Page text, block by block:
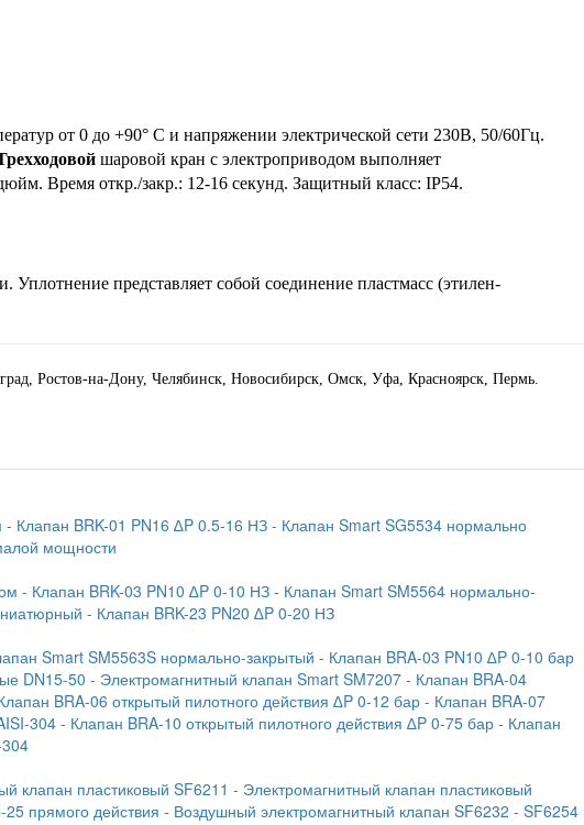
от 0 до +90° C и напряжении электрической сети 230В, 50/60Гц.
шаровой кран с электроприводом выполняет
Время откр./закр.: 12-16 секунд. Защитный класс: IP54.
представляет собой соединение пластмасс (этилен-
Ростов-на-Дону, Челябинск, Новосибирск, Омск, Уфа, Красноярск, Пермь.
- Клапан BRK-01 PN16 ∆P 0.5-16 НЗ - Клапан Smart SG5534 нормально
мощности
- Клапан BRK-03 PN10 ∆P 0-10 НЗ - Клапан Smart SM5564 нормально-
- Клапан BRK-23 PN20 ∆P 0-20 НЗ
Smart SM5563S нормально-закрытый - Клапан BRA-03 PN10 ∆P 0-10 бар
DN15-50 - Электромагнитный клапан Smart SM7207 - Клапан BRA-04
BRA-06 открытый пилотного действия ∆P 0-12 бар - Клапан BRA-07
304 - Клапан BRA-10 открытый пилотного действия ∆P 0-75 бар - Клапан
клапан пластиковый SF6211 - Электромагнитный клапан пластиковый
прямого действия - Воздушный электромагнитный клапан SF6232 - SF6254